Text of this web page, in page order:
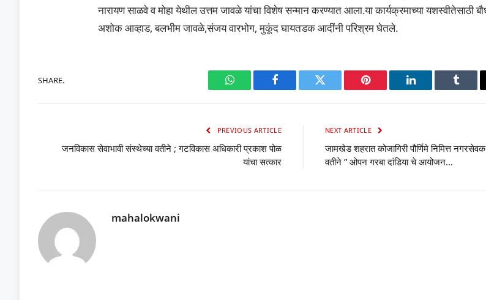
नारायण साळवे व मोहा येथील उत्तम जावळे यांचा विशेष सन्मान करण्यात आला.या कार्यक्रमाच्या यशस्वीतेसाठी
अशोक आव्हाड, बलभीम जावळे,संजय वारभोग, मुकूंद घायतडक आदींनी परिश्रम घेतले.
SHARE.
WhatsAppFacebook Twitter Pinterest LinkedIn
PREVIOUS ARTICLE
जनविकास सेवाभावी संस्थेच्या वतीने ; गटविकास अधिकारी प्रकाश पोळ
यांचा सत्कार
NEXT ARTICLE
जामखेड शहरात कोजागिरी पौर्णिमे निमित्त
वतीने ” ओपन गरबा दांडिया चे आयोजन…
mahalokwani